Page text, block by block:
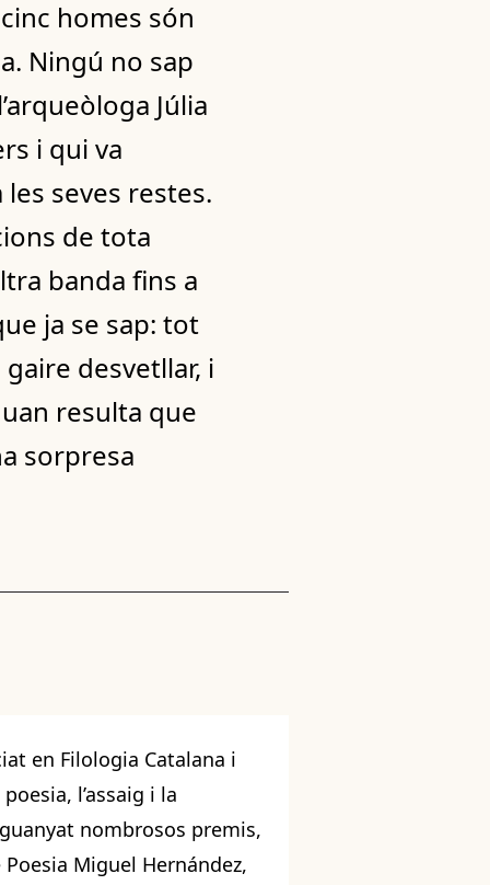
homes són
Ningú no sap
Júlia
i qui va
seves restes.
de tota
banda fins a
ja se sap: tot
desvetllar, i
resulta que
sorpresa
en Filologia Catalana i
l’assaig i la
nombrosos premis,
Miguel Hernández,